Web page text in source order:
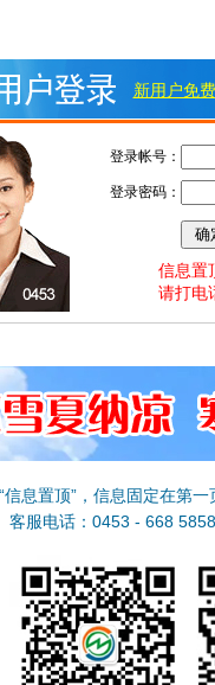
新用户免
登录帐号：
登录密码：
信息置
请打电
信息置顶”，信息固定在第
客服电话：0453 - 668